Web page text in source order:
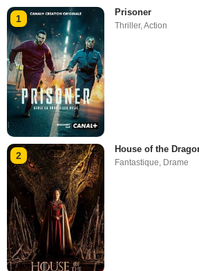
1
Prisoner
Thriller,Action
2
House of the
Fantastique, Drame